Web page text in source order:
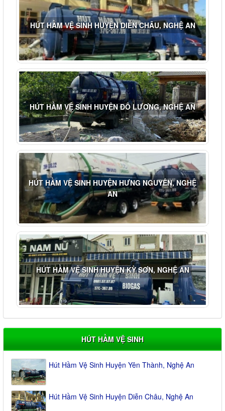
HÚT HẦM VỆ SINH HUYỆN DIỄN CHÂU, NGHỆ AN
HÚT HẦM VỆ SINH HUYỆN ĐÔ LƯƠNG, NGHỆ AN
HÚT HẦM VỆ SINH HUYỆN HƯNG NGUYÊN, NGHỆ
AN
HÚT HẦM VỆ SINH HUYỆN KỲ SƠN, NGHỆ AN
HÚT HẦM VỆ SINH
Hút Hầm Vệ Sinh Huyện Yên Thành, Nghệ An
Hút Hầm Vệ Sinh Huyện Diễn Châu, Nghệ An